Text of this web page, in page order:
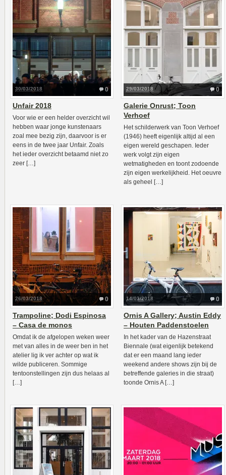
0
30/03/2018
Unfair 2018
Voor wie er een helder overzicht wil
hebben waar jonge kunstenaars
zoal mee bezig zijn, daarvoor is er
eens in de twee jaar Unfair. Zoals
het ieder overzicht betaamd niet zo
zeer […]
0
29/03/2018
Galerie Onrust; Toon
Verhoef
Het schilderwerk van Toon Verhoef
(1946) heeft eigenlijk altijd al een
eigen wereld geschapen. Ieder
werk volgt zijn eigen
wetmatigheden en toont zodoende
zijn eigen werkelijkheid. Het oeuvre
als geheel […]
0
26/03/2018
Trampoline; Dodi Espinosa
– Casa de monos
Omdat ik de afgelopen weken weer
met van alles in de weer ben in het
atelier lig ik ver achter op wat ik
wilde publiceren. Sommige
tentoonstellingen zijn dus helaas al
[…]
0
14/03/2018
Ornis A Gallery; Austin Eddy
– Houten Paddenstoelen
In het kader van de Hazenstraat
Biennale (wat eigenlijk betekend
dat er een maand lang ieder
weekend andere shows zijn bij de
betreffende galeries in die straat)
toonde Ornis A […]